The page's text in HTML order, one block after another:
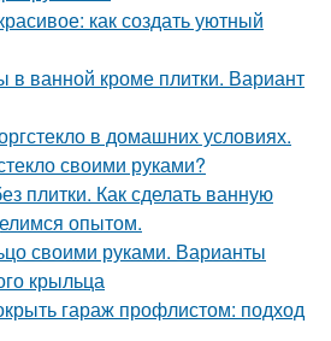
как создать уютный
в ванной кроме плитки. Вариант
в домашних условиях.
своими руками?
плитки. Как сделать ванную
опытом.
своими руками. Варианты
крыльца
гараж профлистом: подход